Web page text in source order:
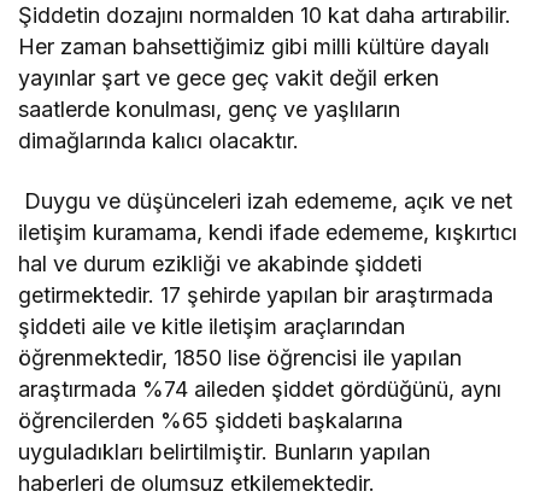
Şiddetin dozajını normalden 10 kat daha artırabilir.
Her zaman bahsettiğimiz gibi milli kültüre dayalı
yayınlar şart ve gece geç vakit değil erken
saatlerde konulması, genç ve yaşlıların
dimağlarında kalıcı olacaktır.
Duygu ve düşünceleri izah edememe, açık ve net
iletişim kuramama, kendi ifade edememe, kışkırtıcı
hal ve durum ezikliği ve akabinde şiddeti
getirmektedir. 17 şehirde yapılan bir araştırmada
şiddeti aile ve kitle iletişim araçlarından
öğrenmektedir, 1850 lise öğrencisi ile yapılan
araştırmada %74 aileden şiddet gördüğünü, aynı
öğrencilerden %65 şiddeti başkalarına
uyguladıkları belirtilmiştir. Bunların yapılan
haberleri de olumsuz etkilemektedir.